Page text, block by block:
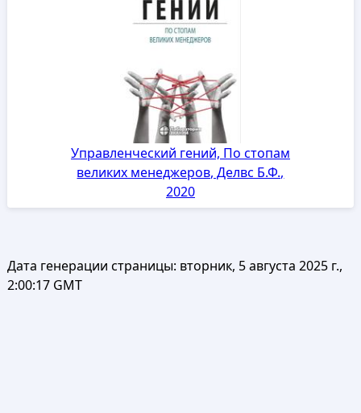
Управленческий гений, По стопам
великих менеджеров, Делвс Б.Ф.,
2020
Дата генерации страницы: вторник, 5 августа 2025 г.,
2:00:17 GMT